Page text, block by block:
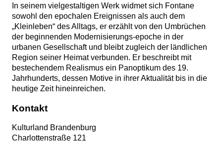
In seinem vielgestaltigen Werk widmet sich Fontane
sowohl den epochalen Ereignissen als auch dem
„Kleinleben“ des Alltags, er erzählt von den Umbrüchen
der beginnenden Modernisierungs-epoche in der
urbanen Gesellschaft und bleibt zugleich der ländlichen
Region seiner Heimat verbunden. Er beschreibt mit
bestechendem Realismus ein Panoptikum des 19.
Jahrhunderts, dessen Motive in ihrer Aktualität bis in die
heutige Zeit hineinreichen.
Kontakt
Kulturland Brandenburg
Charlottenstraße 121